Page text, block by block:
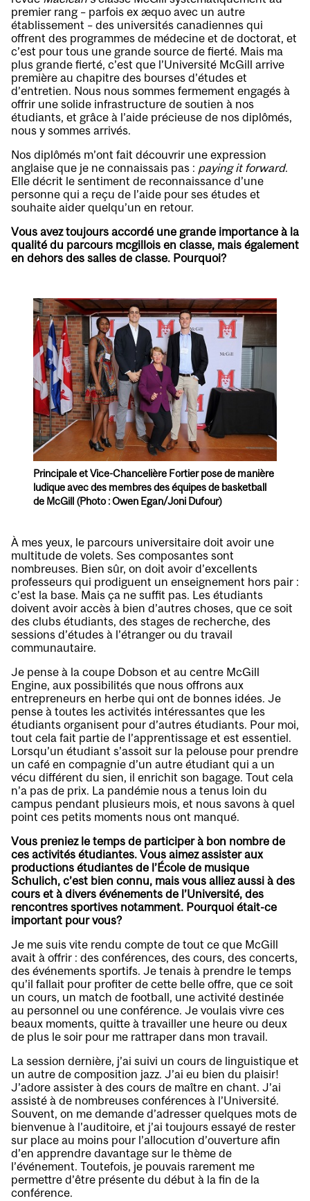
premier rang – parfois ex æquo avec un autre
établissement – des universités canadiennes qui
offrent des programmes de médecine et de doctorat, et
c’est pour tous une grande source de fierté. Mais ma
plus grande fierté, c’est que l’Université McGill arrive
première au chapitre des bourses d’études et
d’entretien. Nous nous sommes fermement engagés à
offrir une solide infrastructure de soutien à nos
étudiants, et grâce à l’aide précieuse de nos diplômés,
nous y sommes arrivés.
Nos diplômés m’ont fait découvrir une expression
anglaise que je ne connaissais pas : paying it forward.
Elle décrit le sentiment de reconnaissance d’une
personne qui a reçu de l’aide pour ses études et
souhaite aider quelqu’un en retour.
Vous avez toujours accordé une grande importance à la
qualité du parcours mcgillois en classe, mais également
en dehors des salles de classe. Pourquoi?
Principale et Vice-Chancelière Fortier pose de manière
ludique avec des membres des équipes de basketball
de McGill (Photo : Owen Egan/Joni Dufour)
À mes yeux, le parcours universitaire doit avoir une
multitude de volets. Ses composantes sont
nombreuses. Bien sûr, on doit avoir d’excellents
professeurs qui prodiguent un enseignement hors pair :
c’est la base. Mais ça ne suffit pas. Les étudiants
doivent avoir accès à bien d’autres choses, que ce soit
des clubs étudiants, des stages de recherche, des
sessions d’études à l’étranger ou du travail
communautaire.
Je pense à la coupe Dobson et au centre McGill
Engine, aux possibilités que nous offrons aux
entrepreneurs en herbe qui ont de bonnes idées. Je
pense à toutes les activités intéressantes que les
étudiants organisent pour d’autres étudiants. Pour moi,
tout cela fait partie de l’apprentissage et est essentiel.
Lorsqu’un étudiant s’assoit sur la pelouse pour prendre
un café en compagnie d’un autre étudiant qui a un
vécu différent du sien, il enrichit son bagage. Tout cela
n’a pas de prix. La pandémie nous a tenus loin du
campus pendant plusieurs mois, et nous savons à quel
point ces petits moments nous ont manqué.
Vous preniez le temps de participer à bon nombre de
ces activités étudiantes. Vous aimez assister aux
productions étudiantes de l’École de musique
Schulich, c’est bien connu, mais vous alliez aussi à des
cours et à divers événements de l’Université, des
rencontres sportives notamment. Pourquoi était-ce
important pour vous?
Je me suis vite rendu compte de tout ce que McGill
avait à offrir : des conférences, des cours, des concerts,
des événements sportifs. Je tenais à prendre le temps
qu’il fallait pour profiter de cette belle offre, que ce soit
un cours, un match de football, une activité destinée
au personnel ou une conférence. Je voulais vivre ces
beaux moments, quitte à travailler une heure ou deux
de plus le soir pour me rattraper dans mon travail.
La session dernière, j’ai suivi un cours de linguistique et
un autre de composition jazz. J’ai eu bien du plaisir!
J’adore assister à des cours de maître en chant. J’ai
assisté à de nombreuses conférences à l’Université.
Souvent, on me demande d’adresser quelques mots de
bienvenue à l’auditoire, et j’ai toujours essayé de rester
sur place au moins pour l’allocution d’ouverture afin
d’en apprendre davantage sur le thème de
l’événement. Toutefois, je pouvais rarement me
permettre d’être présente du début à la fin de la
conférence.